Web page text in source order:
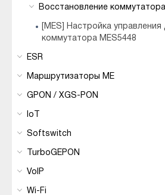
Восстановление коммутатора
[MES] Настройка управления
коммутатора MES5448
ESR
Маршрутизаторы ME
GPON / XGS-PON
IoT
Softswitch
TurboGEPON
VoIP
Wi-Fi